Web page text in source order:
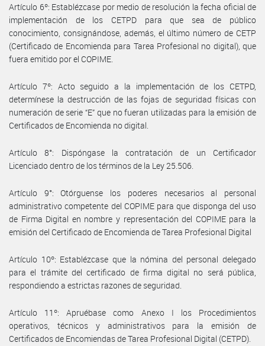
Artículo 6º: Establézcase por medio de resolución la fecha oficial de
implementación de los CETPD para que sea de público
conocimiento, consignándose, además, el último número de CETP
(Certificado de Encomienda para Tarea Profesional no digital), que
fuera emitido por el COPIME.
Artículo 7º: Acto seguido a la implementación de los CETPD,
determínese la destrucción de las fojas de seguridad físicas con
numeración de serie “E” que no fueran utilizadas para la emisión de
Certificados de Encomienda no digital.
Artículo 8°: Dispóngase la contratación de un Certificador
Licenciado dentro de los términos de la Ley 25.506.
Artículo 9°: Otórguense los poderes necesarios al personal
administrativo competente del COPIME para que disponga del uso
de Firma Digital en nombre y representación del COPIME para la
emisión del Certificado de Encomienda de Tarea Profesional Digital
Artículo 10º: Establézcase que la nómina del personal delegado
para el trámite del certificado de firma digital no será pública,
respondiendo a estrictas razones de seguridad.
Artículo 11º: Apruébase como Anexo I los Procedimientos
operativos, técnicos y administrativos para la emisión de
Certificados de Encomiendas de Tarea Profesional Digital (CETPD).